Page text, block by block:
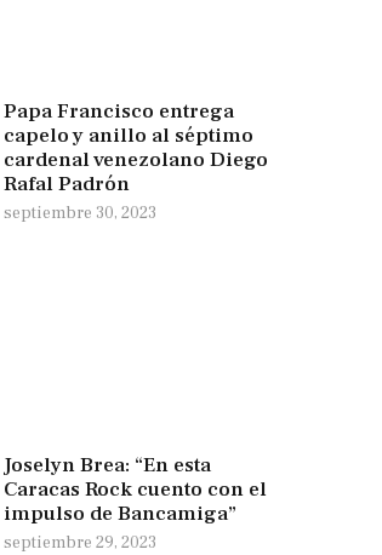
Papa Francisco entrega
capelo y anillo al séptimo
cardenal venezolano Diego
Rafal Padrón
septiembre 30, 2023
Joselyn Brea: “En esta
Caracas Rock cuento con el
impulso de Bancamiga”
septiembre 29, 2023